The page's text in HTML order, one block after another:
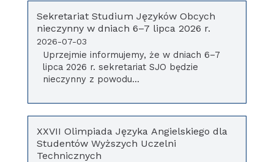
Sekretariat Studium Języków Obcych
nieczynny w dniach 6–7 lipca 2026 r.
2026-07-03
Uprzejmie informujemy, że w dniach 6–7
lipca 2026 r. sekretariat SJO będzie
nieczynny z powodu...
XXVII Olimpiada Języka Angielskiego dla
Studentów Wyższych Uczelni
Technicznych